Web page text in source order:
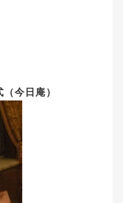
今日庵）